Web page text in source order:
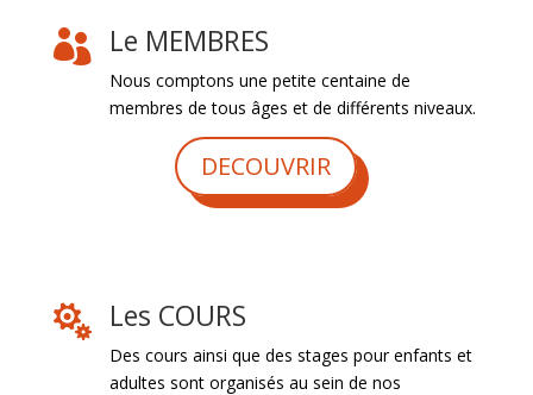
 Le MEMBRES
Nous comptons une petite centaine de
membres de tous âges et de différents niveaux.
DECOUVRIR
 Les COURS
Des cours ainsi que des stages pour enfants et
adultes sont organisés au sein de nos